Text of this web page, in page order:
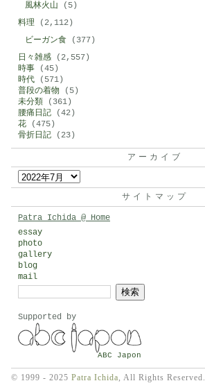
風林火山 (5)
料理 (2,112)
ビーガン食 (377)
日々雑感 (2,557)
時事 (45)
時代 (571)
普段の着物 (5)
未分類 (361)
腰痛日記 (42)
花 (475)
骨折日記 (23)
アーカイブ
イ
サイトマップ
Patra Ichida @ Home
essay
photo
gallery
blog
mail
Supported by
ABC Japon
© 1999 - 2025 Patra Ichida, All Rights Reserved.